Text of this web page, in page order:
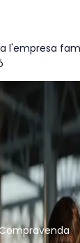
l'empresa